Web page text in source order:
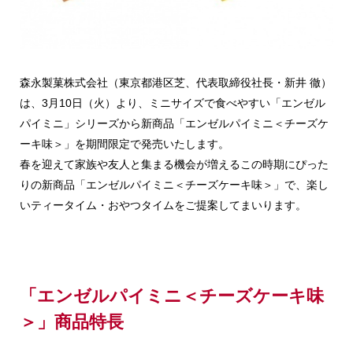
森永製菓株式会社（東京都港区芝、代表取締役社長・新井 徹）
は、3月10日（火）より、ミニサイズで食べやすい「エンゼル
パイミニ」シリーズから新商品「エンゼルパイミニ＜チーズケ
ーキ味＞」を期間限定で発売いたします。
春を迎えて家族や友人と集まる機会が増えるこの時期にぴった
りの新商品「エンゼルパイミニ＜チーズケーキ味＞」で、楽し
いティータイム・おやつタイムをご提案してまいります。
「エンゼルパイミニ＜チーズケーキ味
＞」商品特長